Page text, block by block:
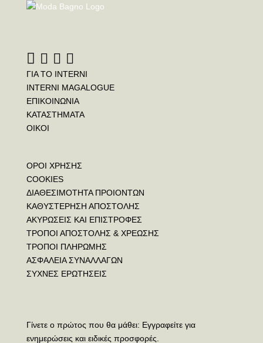
ΓΙΑ ΤΟ INTERNI
INTERNI MAGALOGUE
ΕΠΙΚΟΙΝΩΝΙΑ
ΚΑΤΑΣΤΗΜΑΤΑ
ΟΙΚΟΙ
ΟΡΟΙ ΧΡΗΣΗΣ
COOKIES
ΔΙΑΘΕΣΙΜΟΤΗΤΑ ΠΡΟΙΟΝΤΩΝ
ΚΑΘΥΣΤΕΡΗΣΗ ΑΠΟΣΤΟΛΗΣ
ΑΚΥΡΩΣΕΙΣ ΚΑΙ ΕΠΙΣΤΡΟΦΕΣ
ΤΡΟΠΟΙ ΑΠΟΣΤΟΛΗΣ & ΧΡΕΩΣΗΣ
ΤΡΟΠΟΙ ΠΛΗΡΩΜΗΣ
ΑΣΦΑΛΕΙΑ ΣΥΝΑΛΛΑΓΩΝ
ΣΥΧΝΕΣ ΕΡΩΤΗΣΕΙΣ
Γίνετε ο πρώτος που θα μάθει: Εγγραφείτε για
ενημερώσεις και ειδικές προσφορές.